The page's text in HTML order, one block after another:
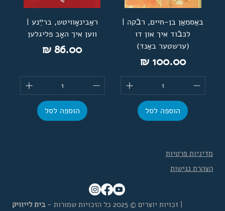
באַסמאַן בן-חיים, רבֿקה |
לכּבֿוד איך און דו
(ערשטער באַנד)
מחיר‏100.00 ‏₪
הוספה לסל
ראַבינאָוויטש, ברײַנע |
ווען איך האָב פליגלען
מחיר‏86.00 ‏₪
הוספה לסל
מדיניות פרטיות
הצהרת נגישות
זכויות יוצרים © 2025 כל הזכויות שמורות - בית לייוויק |